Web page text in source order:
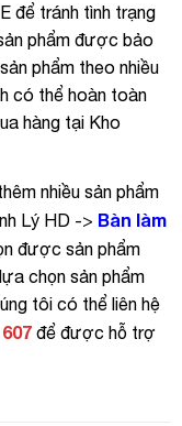
để tránh tình trạng
phẩm được bảo
phẩm theo nhiều
có thể hoàn toàn
hàng tại Kho
nhiều sản phẩm
Lý HD -> Bàn làm
được sản phẩm
chọn sản phẩm
tôi có thể liên hệ
để được hỗ trợ